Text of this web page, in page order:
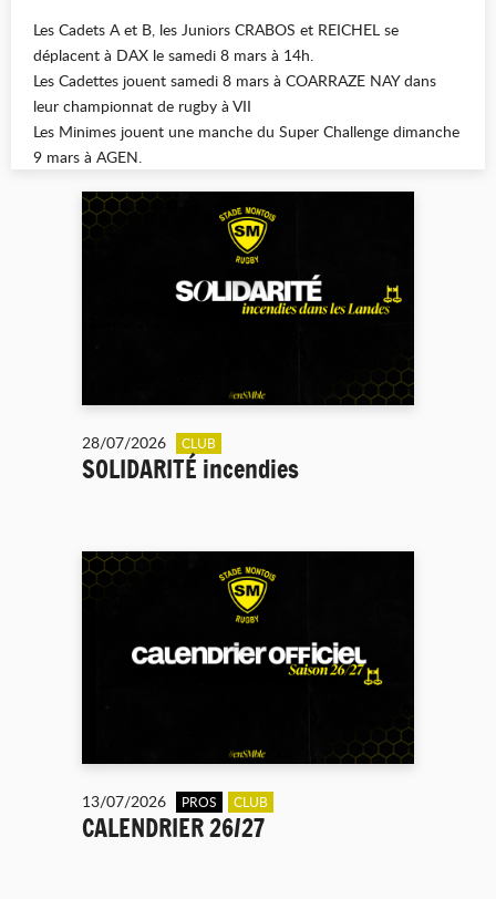
Les Cadets A et B, les Juniors CRABOS et REICHEL se
déplacent à DAX le samedi 8 mars à 14h.
Les Cadettes jouent samedi 8 mars à COARRAZE NAY dans
leur championnat de rugby à VII
Les Minimes jouent une manche du Super Challenge dimanche
9 mars à AGEN.
28/07/2026 CLUB
SOLIDARITÉ incendies
13/07/2026 PROS CLUB
CALENDRIER 26/27